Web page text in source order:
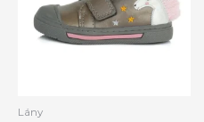
Lány
van.
A